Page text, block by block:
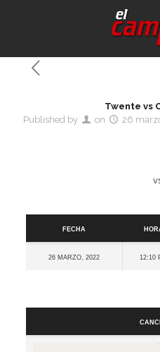
Twente vs
Published by
on 26
Fecha
26 marzo, 2022 12:10